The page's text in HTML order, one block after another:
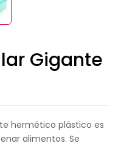
Gigante
hermético plástico es
alimentos. Se